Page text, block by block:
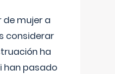
de mujer a
considerar
ha
han pasado